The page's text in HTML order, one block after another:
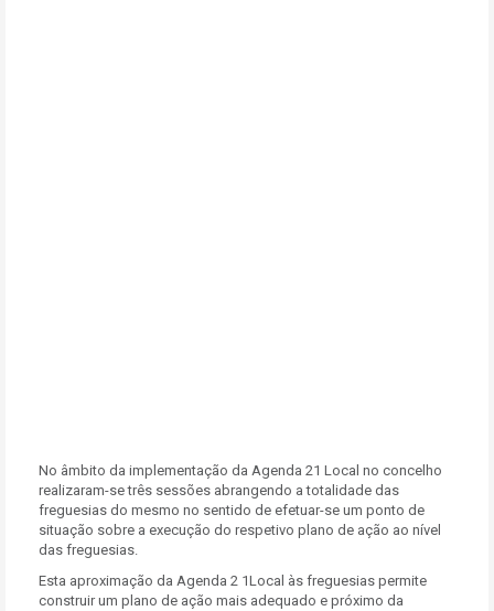
No âmbito da implementação da Agenda 21 Local no concelho
realizaram-se três sessões abrangendo a totalidade das
freguesias do mesmo no sentido de efetuar-se um ponto de
situação sobre a execução do respetivo plano de ação ao nível
das freguesias.
Esta aproximação da Agenda 2 1Local às freguesias permite
construir um plano de ação mais adequado e próximo da